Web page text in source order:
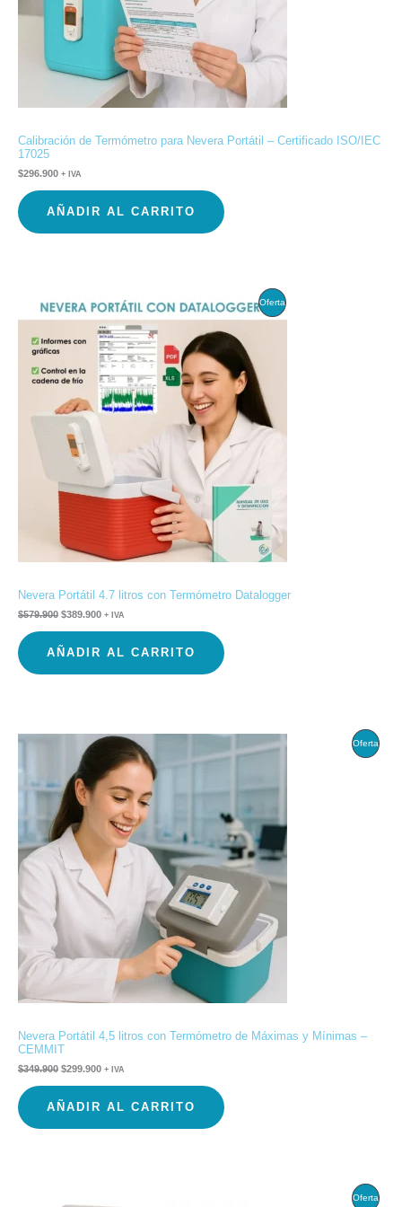
Calibración de Termómetro para Nevera Portátil – Certificado ISO/IEC
17025
$296.900 + IVA
AÑADIR AL CARRITO
OfertaProducto
Nevera Portátil 4.7 litros con Termómetro Datalogger
$579.900
precio
original
$579.900.
$389.900
precio
actual
es:
$389.900.
+ IVA
AÑADIR AL CARRITO
Oferta
Nevera Portátil 4,5 litros con Termómetro de Máximas y Mínimas –
CEMMIT
$349.900
precio
original
era:
$349.900.
$299.900
El
precio
actual
es:
$299.900.
+ IVA
AÑADIR AL CARRITO
Oferta